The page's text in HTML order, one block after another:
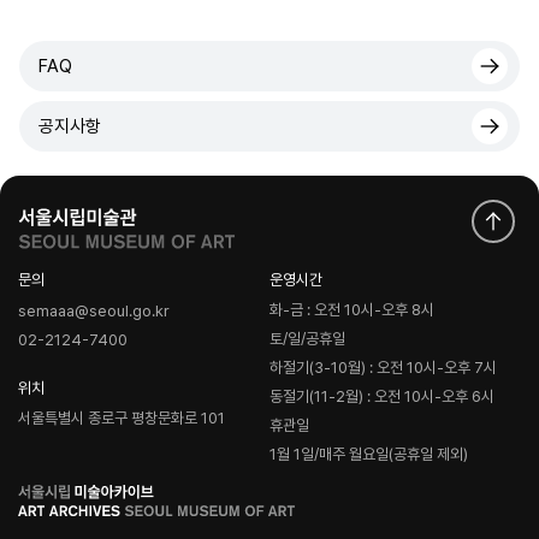
FAQ
공지사항
문의
semaaa@seoul.go.kr
02-2124-7400
위치
서울특별시 종로구 평창문화로 101
운영시간
화-금 : 오전 10시-오후 8시
토/일/공휴일
하절기(3-10월) : 오전 10시-오후 7시
동절기(11-2월) : 오전 10시-오후 6시
휴관일
1월 1일/매주 월요일(공휴일 제외)
로
고